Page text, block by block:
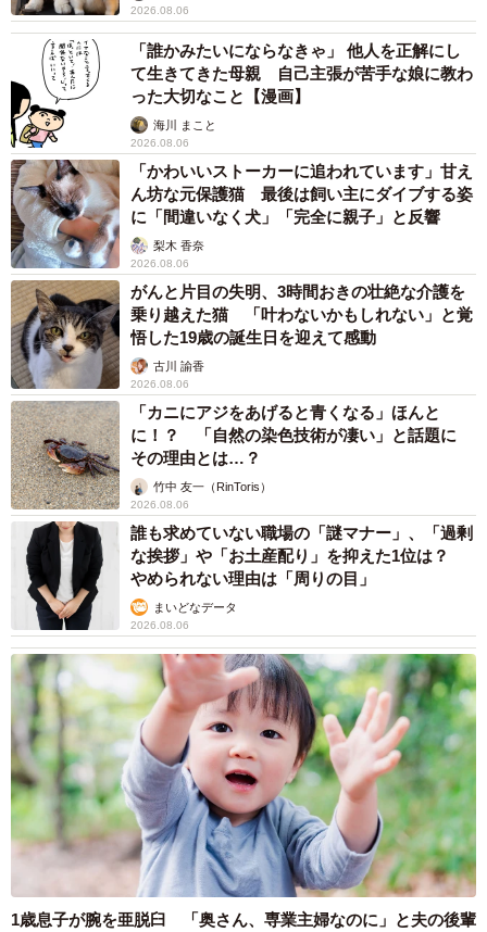
ってもらう』ための発信を行っています。Twitterでも毎日
朝と夕方にものづくり関連の情報発信を行っています」と
いうしぶちょーさんのブログ
しぶちょー技術研究所：https://sibucho-laboratory.com/
2026.08.06
「誰かみたいにならなきゃ」 他人を正解にし
て生きてきた母親 自己主張が苦手な娘に教わ
った大切なこと【漫画】
海川 まこと
2026.08.06
「かわいいストーカーに追われています」甘え
ん坊な元保護猫 最後は飼い主にダイブする姿
に「間違いなく犬」「完全に親子」と反響
梨木 香奈
2026.08.06
がんと片目の失明、3時間おきの壮絶な介護を
乗り越えた猫 「叶わないかもしれない」と覚
悟した19歳の誕生日を迎えて感動
古川 諭香
2026.08.06
「カニにアジをあげると青くなる」ほんと
に！？ 「自然の染色技術が凄い」と話題に
その理由とは…？
竹中 友一（RinToris）
2026.08.06
誰も求めていない職場の「謎マナー」、「過剰
な挨拶」や「お土産配り」を抑えた1位は？
やめられない理由は「周りの目」
まいどなデータ
2026.08.06
1歳息子が腕を亜脱臼 「奥さん、専業主婦なのに」と夫の後輩